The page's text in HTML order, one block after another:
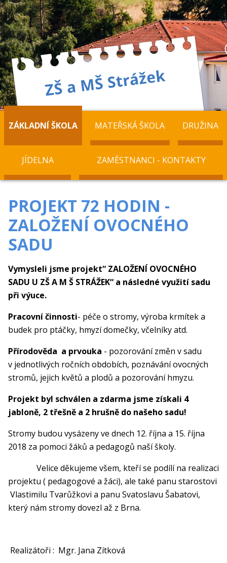
ZÁKLADNÍ ŠKOLA MATEŘSKÁ ŠKOLA DRUŽINA
JÍDELNA ZAMĚSTNANCI - KONTAKTY
PROJEKT 72 HODIN -
ZALOŽENÍ OVOCNÉHO
SADU
Vymysleli jsme projekt“ ZALOŽENÍ OVOCNÉHO
SADU U ZŠ A M Š STRÁŽEK“ a následné využití sadu
při výuce.
Pracovní činnosti- péče o stromy, výroba krmítek a
budek pro ptáčky, hmyzí domečky, včelníky atd.
Přírodověda a prvouka - pozorování změn v sadu
v jednotlivých ročních obdobích, poznávání ovocných
stromů, jejich květů a plodů a pozorování hmyzu.
Projekt byl schválen a zdarma jsme získali 4
jabloně, 2 třešně a 2 hrušně do našeho sadu!
Stromy budou vysázeny ve dnech 12. října a 15. října
2018 za pomoci žáků a pedagogů naší školy.
Velice děkujeme všem, kteří se podílí na realizaci
projektu ( pedagogové a žáci), ale také panu starostovi
Vlastimilu Tvarůžkovi a panu Svatoslavu Šabatovi,
který nám stromy dovezl až z Brna.
Realizátoři : Mgr. Jana Zítková